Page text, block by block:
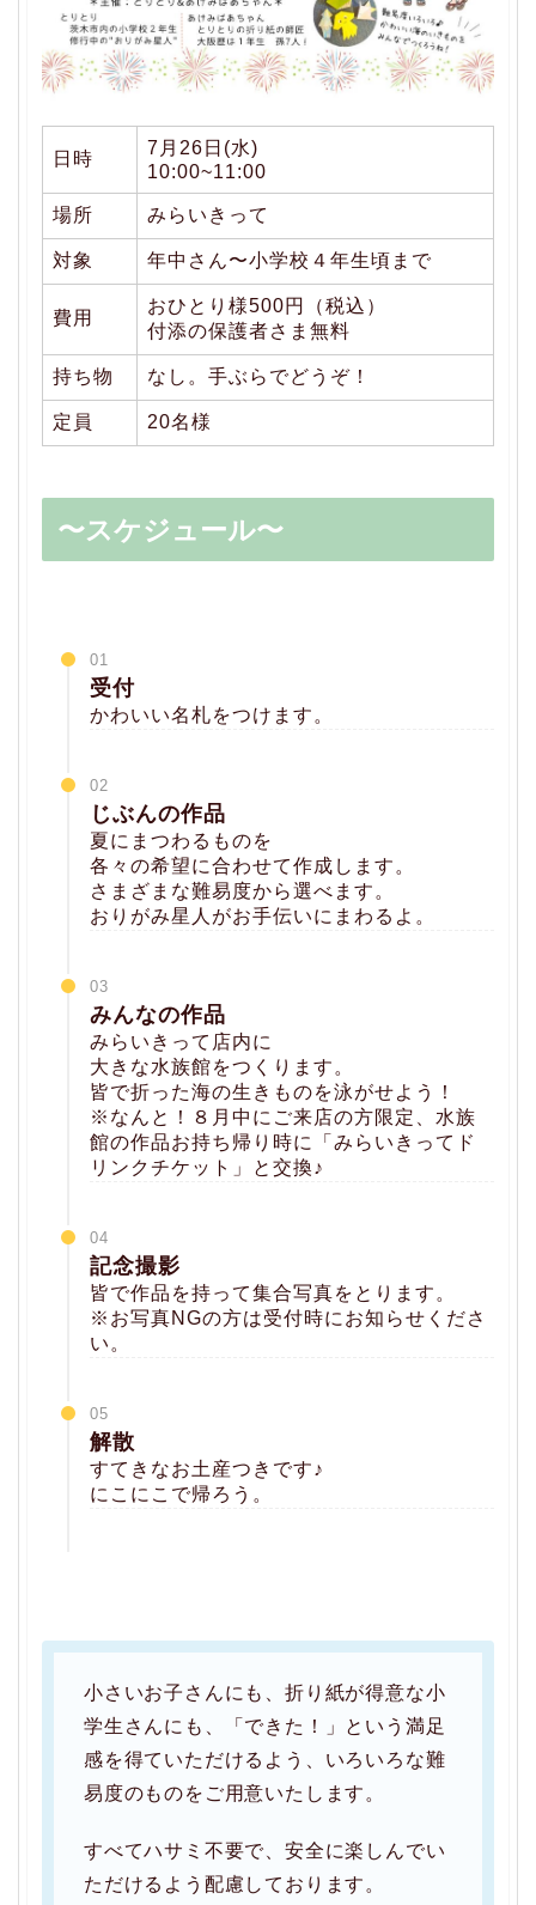
日時
7月26日(水)
10:00~11:00
場所 みらいきって
対象 年中さん〜小学校４年生頃まで
費用
おひとり様500円（税込）
付添の保護者さま無料
持ち物 なし。手ぶらでどうぞ！
定員 20名様
〜スケジュール〜
01
受付
かわいい名札をつけます。
02
じぶんの作品
夏にまつわるものを
各々の希望に合わせて作成します。
さまざまな難易度から選べます。
おりがみ星人がお手伝いにまわるよ。
03
みんなの作品
みらいきって店内に
大きな水族館をつくります。
皆で折った海の生きものを泳がせよう！
※なんと！８月中にご来店の方限定、水族
館の作品お持ち帰り時に「みらいきってド
リンクチケット」と交換♪
04
記念撮影
皆で作品を持って集合写真をとります。
※お写真NGの方は受付時にお知らせくださ
い。
05
解散
すてきなお土産つきです♪
にこにこで帰ろう。
小さいお子さんにも、折り紙が得意な小
学生さんにも、「できた！」という満足
感を得ていただけるよう、いろいろな難
易度のものをご用意いたします。
すべてハサミ不要で、安全に楽しんでい
ただけるよう配慮しております。